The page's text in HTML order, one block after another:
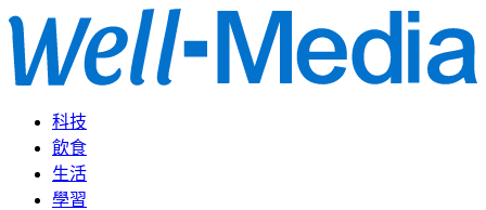
科技
飲食
生活
學習